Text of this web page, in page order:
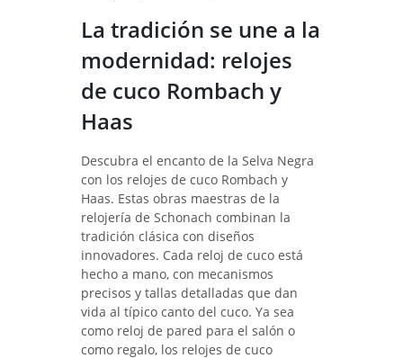
La tradición se une a la
modernidad: relojes
de cuco Rombach y
Haas
Descubra el encanto de la Selva Negra
con los relojes de cuco Rombach y
Haas. Estas obras maestras de la
relojería de Schonach combinan la
tradición clásica con diseños
innovadores. Cada reloj de cuco está
hecho a mano, con mecanismos
precisos y tallas detalladas que dan
vida al típico canto del cuco. Ya sea
como reloj de pared para el salón o
como regalo, los relojes de cuco